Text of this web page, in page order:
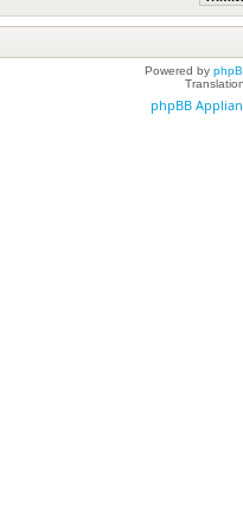
Powered by
phpBB